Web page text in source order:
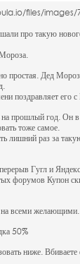
files/
про такую
простая. Дед
поздравляет его
на прошлый год. Он в
тоже самое.
лишний раз за
Гугл и
форумов Купон
всеми желающими.
50%
ниже. Вбиваете